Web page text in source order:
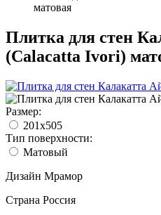
матовая
Плитка для стен
(Calacatta Ivori)
Размер:
201x505
Тип поверхности:
Матовый
Дизайн Мрамор
Страна Россия